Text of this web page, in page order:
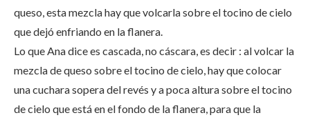
queso, esta mezcla hay que volcarla sobre el tocino de cielo
que dejó enfriando en la flanera.
Lo que Ana dice es cascada, no cáscara, es decir : al volcar la
mezcla de queso sobre el tocino de cielo, hay que colocar
una cuchara sopera del revés y a poca altura sobre el tocino
de cielo que está en el fondo de la flanera, para que la